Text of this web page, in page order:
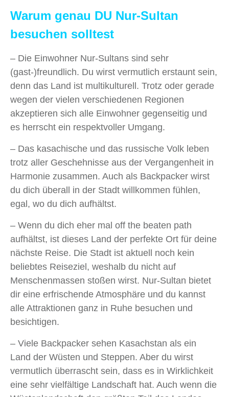
Warum genau DU Nur-Sultan
besuchen solltest
– Die Einwohner Nur-Sultans sind sehr
(gast-)freundlich. Du wirst vermutlich erstaunt sein,
denn das Land ist multikulturell. Trotz oder gerade
wegen der vielen verschiedenen Regionen
akzeptieren sich alle Einwohner gegenseitig und
es herrscht ein respektvoller Umgang.
– Das kasachische und das russische Volk leben
trotz aller Geschehnisse aus der Vergangenheit in
Harmonie zusammen. Auch als Backpacker wirst
du dich überall in der Stadt willkommen fühlen,
egal, wo du dich aufhältst.
– Wenn du dich eher mal off the beaten path
aufhältst, ist dieses Land der perfekte Ort für deine
nächste Reise. Die Stadt ist aktuell noch kein
beliebtes Reiseziel, weshalb du nicht auf
Menschenmassen stoßen wirst. Nur-Sultan bietet
dir eine erfrischende Atmosphäre und du kannst
alle Attraktionen ganz in Ruhe besuchen und
besichtigen.
– Viele Backpacker sehen Kasachstan als ein
Land der Wüsten und Steppen. Aber du wirst
vermutlich überrascht sein, dass es in Wirklichkeit
eine sehr vielfältige Landschaft hat. Auch wenn die